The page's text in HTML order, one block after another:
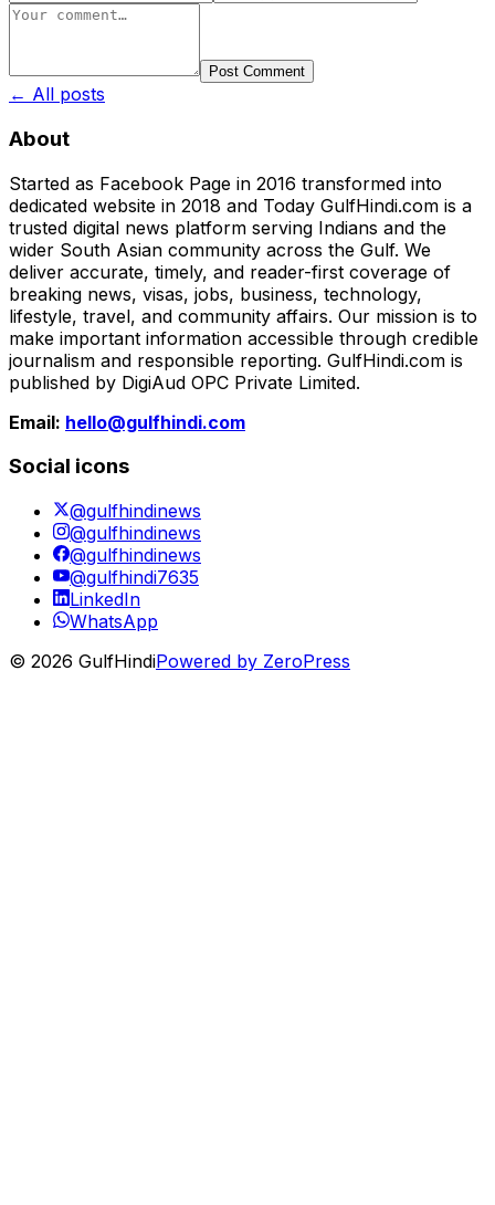
Post Comment
← All posts
About
Started as Facebook Page in 2016 transformed into
dedicated website in 2018 and Today GulfHindi.com is a
trusted digital news platform serving Indians and the
wider South Asian community across the Gulf. We
deliver accurate, timely, and reader-first coverage of
breaking news, visas, jobs, business, technology,
lifestyle, travel, and community affairs. Our mission is to
make important information accessible through credible
journalism and responsible reporting. GulfHindi.com is
published by DigiAud OPC Private Limited.
Email: hello@gulfhindi.com
Social icons
@gulfhindinews
@gulfhindinews
@gulfhindinews
@gulfhindi7635
LinkedIn
WhatsApp
© 2026 GulfHindiPowered by ZeroPress